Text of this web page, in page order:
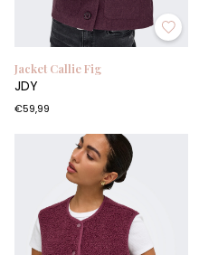
Jacket Callie Fig
JDY
€59,99